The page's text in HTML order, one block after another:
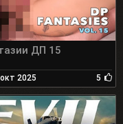
ДП 15
2025 5